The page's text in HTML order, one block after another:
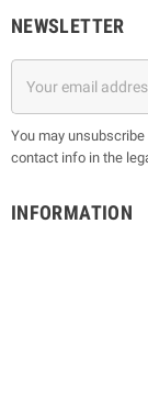
NEWSLETTER
You may
contact info in the
INFORMATION